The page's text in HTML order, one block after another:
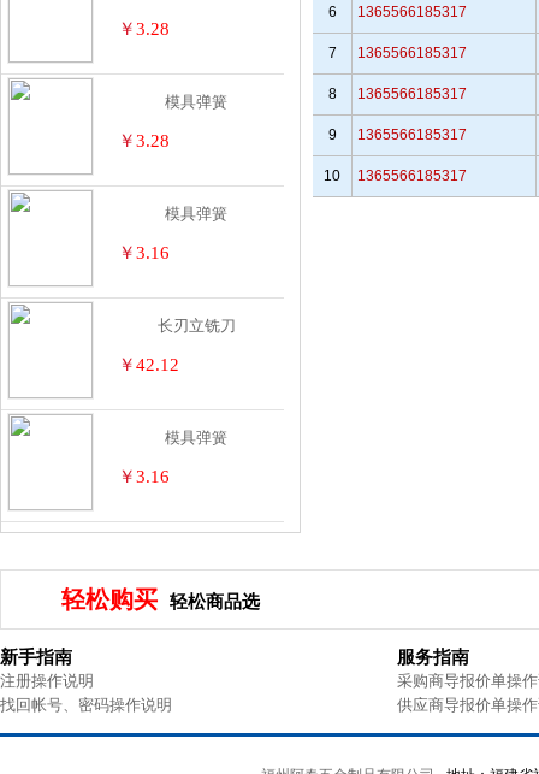
￥3.28
模具弹簧
￥3.28
模具弹簧
￥3.16
长刃立铣刀
￥42.12
模具弹簧
￥3.16
6 1365566185317
7 1365566185317
8 1365566185317
9 1365566185317
10 1365566185317
轻松购买 轻松商品选
新手指南
注册操作说明
找回帐号、密码操作说明
服务指南
采购商导报价单操
供应商导报价单操